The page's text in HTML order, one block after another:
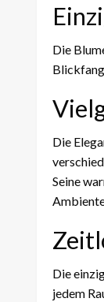
Die
Die
Seine
Die
jedem